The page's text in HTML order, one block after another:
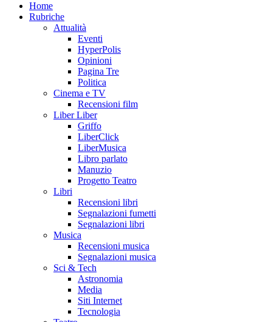
Home
Rubriche
Attualità
Eventi
HyperPolis
Opinioni
Pagina Tre
Politica
Cinema e TV
Recensioni film
Liber Liber
Griffo
LiberClick
LiberMusica
Libro parlato
Manuzio
Progetto Teatro
Libri
Recensioni libri
Segnalazioni fumetti
Segnalazioni libri
Musica
Recensioni musica
Segnalazioni musica
Sci & Tech
Astronomia
Media
Siti Internet
Tecnologia